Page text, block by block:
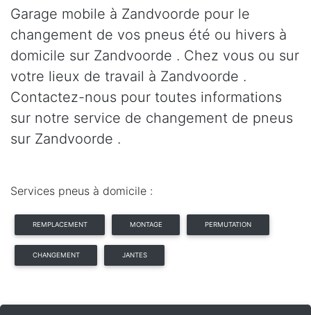
Garage mobile à Zandvoorde pour le
changement de vos pneus été ou hivers à
domicile sur Zandvoorde . Chez vous ou sur
votre lieux de travail à Zandvoorde .
Contactez-nous pour toutes informations
sur notre service de changement de pneus
sur Zandvoorde .
Services pneus à domicile :
REMPLACEMENT MONTAGE PERMUTATION
CHANGEMENT JANTES